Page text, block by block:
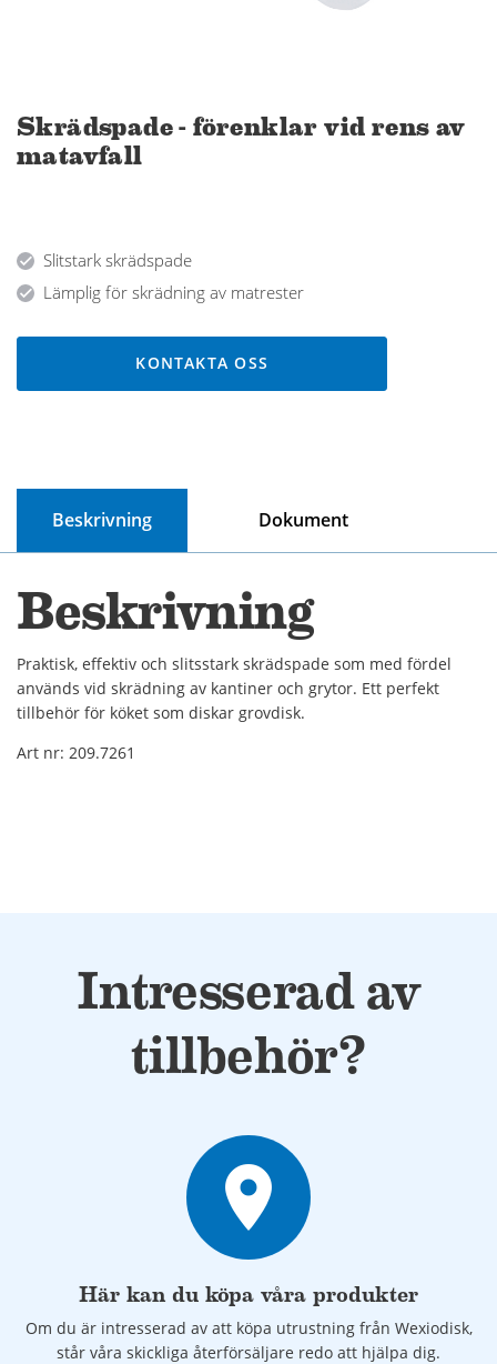
Skrädspade - förenklar vid rens av
matavfall
Slitstark skrädspade
Lämplig för skrädning av matrester
KONTAKTA OSS
Beskrivning Dokument
Beskrivning
Praktisk, effektiv och slitsstark skrädspade som med fördel
används vid skrädning av kantiner och grytor. Ett perfekt
tillbehör för köket som diskar grovdisk.
Art nr: 209.7261
Intresserad av
tillbehör?
place
Här kan du köpa våra produkter
Om du är intresserad av att köpa utrustning från Wexiodisk,
står våra skickliga återförsäljare redo att hjälpa dig.